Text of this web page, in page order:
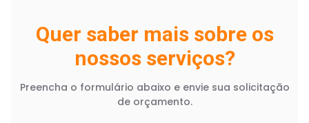
Quer saber mais sobre os
nossos serviços?
Preencha o formulário abaixo e envie sua solicitação
de orçamento.